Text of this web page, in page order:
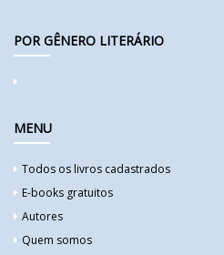
POR GÊNERO LITERÁRIO
MENU
Todos os livros cadastrados
E-books gratuitos
Autores
Quem somos